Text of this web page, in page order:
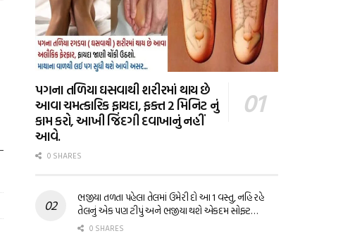
પગના તળિયા ઘસવાથી શરીરમાં થાય છે
આવા ચમત્કારિક ફાયદા, ફક્ત 2 મિનિટ નું
કામ કરો, આખી જિંદગી દવાખાનું નહીં
આવે.
0 SHARES
ભજીયા તળતા પહેલા તેલમાં ઉમેરી દો આ 1 વસ્તુ, નહિ રહે
તેલનું એક પણ ટીપું અને ભજીયા થશે એકદમ સોફ્ટ…
0 SHARES